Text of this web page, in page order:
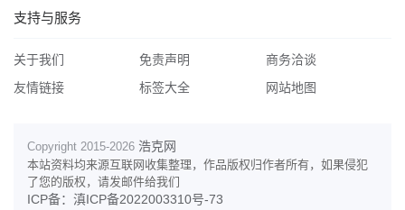
支持与服务
关于我们 免责声明
商务洽谈
友情链接
标签大全 网站地图
Copyright 2015-2026 浩克网
本站资料均来源互联网收集整理，作品版权归作者所有，如果侵犯
了您的版权，请发邮件给我们
ICP备：滇ICP备2022003310号-73